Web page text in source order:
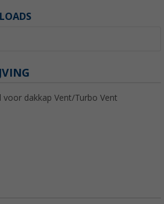
voor dakkap Vent/Turbo Vent